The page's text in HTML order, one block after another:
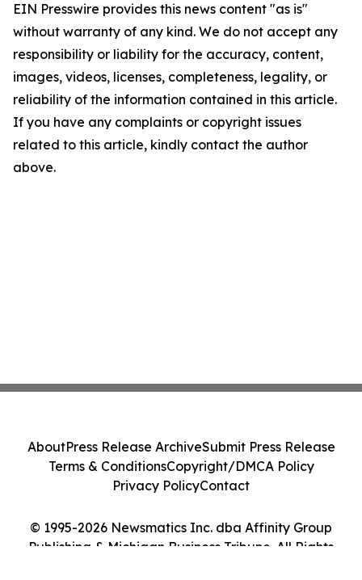
EIN Presswire provides this news content "as is"
without warranty of any kind. We do not accept any
responsibility or liability for the accuracy, content,
images, videos, licenses, completeness, legality, or
reliability of the information contained in this article.
If you have any complaints or copyright issues
related to this article, kindly contact the author
above.
© 1995-2026 Newsmatics Inc. dba Affinity Group
Publishing & Michigan Business Tribune. All Rights
AboutPress Release ArchiveSubmit Press Release
Terms & ConditionsCopyright/DMCA Policy
Privacy PolicyContact